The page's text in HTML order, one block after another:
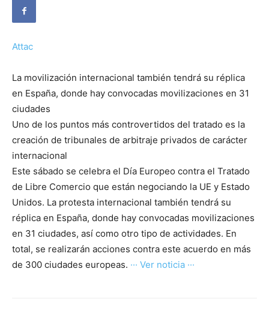
Attac
La movilización internacional también tendrá su réplica
en España, donde hay convocadas movilizaciones en 31
ciudades
Uno de los puntos más controvertidos del tratado es la
creación de tribunales de arbitraje privados de carácter
internacional
Este sábado se celebra el Día Europeo contra el Tratado
de Libre Comercio que están negociando la UE y Estado
Unidos. La protesta internacional también tendrá su
réplica en España, donde hay convocadas movilizaciones
en 31 ciudades, así como otro tipo de actividades. En
total, se realizarán acciones contra este acuerdo en más
de 300 ciudades europeas. ··· Ver noticia ···